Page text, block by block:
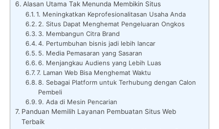
Alasan Utama Tak Menunda Membikin Situs
1. Meningkatkan Keprofesionalitasan Usaha Anda
2. Situs Dapat Menghemat Pengeluaran Ongkos
3. Membangun Citra Brand
4. Pertumbuhan bisnis jadi lebih lancar
5. Media Pemasaran yang Sasaran
6. Menjangkau Audiens yang Lebih Luas
7. Laman Web Bisa Menghemat Waktu
8. Sebagai Platform untuk Terhubung dengan Calon
Pembeli
9. Ada di Mesin Pencarian
Panduan Memilih Layanan Pembuatan Situs Web
Terbaik